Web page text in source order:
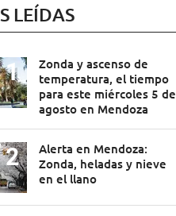
LEÍDAS
Zonda y ascenso de
temperatura, el tiempo
para este miércoles 5 de
agosto en Mendoza
Alerta en Mendoza:
Zonda, heladas y nieve
en el llano